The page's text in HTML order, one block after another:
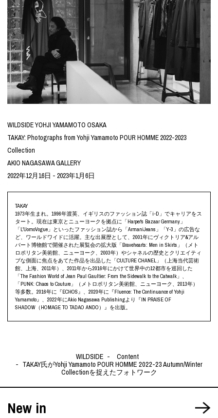
WILDSIDE YOHJI YAMAMOTO OSAKA
TAKAY: Photographs from Yohji Yamamoto POUR HOMME 2022-2023
Collection
AKIO NAGASAWA GALLERY
2022年12月16日 - 2023年1月6日
TAKAY
1973年生まれ。1996年渡英、イギリスのファッション誌「i-D」でキャリアをス
タート。現在は東京とニューヨークを拠点に「Harper's Bazaar Germany」
「L'UomoVogue」といったファッション誌から「ArmaniJeans」「Y-3」の広告な
ど、ワールドワイドに活躍。主な出展歴として、2001年にヴィクトリア&アル
バート博物館で開催された展覧会の拡大版「Bravehearts: Men in Skirts」（メト
ロポリタン美術館、ニューヨーク、2003年）やシャネルの歴史とクリエイティ
ブな側面に焦点をあてた作品を出品した「CULTURE CHANEL」（上海当代芸術
館、上海、2011年）、2011年から2016年にかけて世界中の12都市を巡回した
「The Fashion World of Jean Paul Gaultier: From the Sidewalk to the Catwalk」、
「PUNK: Chaos to Couture」（メトロポリタン美術館、ニューヨーク、2013年）
等多数。2016年に『ECHOS』、2020年に『Fluence: The Continuance of Yohji
Yamamoto』、2022年にAkio Nagasawa Publishingより『IN PRAISE OF
SHADOW（HOMAGE TO TADAO ANDO）』を出版。
WILDSIDE
Content
TAKAY氏がYohji Yamamoto POUR HOMME 2022-23 Autumn/Winter
Collectionを捉えたフォトワーク
New in